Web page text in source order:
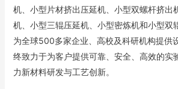
机、小型片材挤出压延机、小型双螺杆挤出
机、小型三辊压延机、小型密炼机和小型双
为全球500多家企业、高校及科研机构提供
终致力于为客户提供可靠、安全、高效的实
力新材料研发与工艺创新。